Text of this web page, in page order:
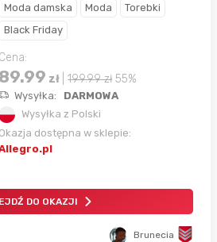
Moda damska Moda
Torebki
Black Friday
Cena:
89.99 zł 199.99zł 55%
Wysyłka:
DARMOWA
Wysyłka z Polski
Okazja dostępna w sklepie:
DO OKAZJI
Brunecia